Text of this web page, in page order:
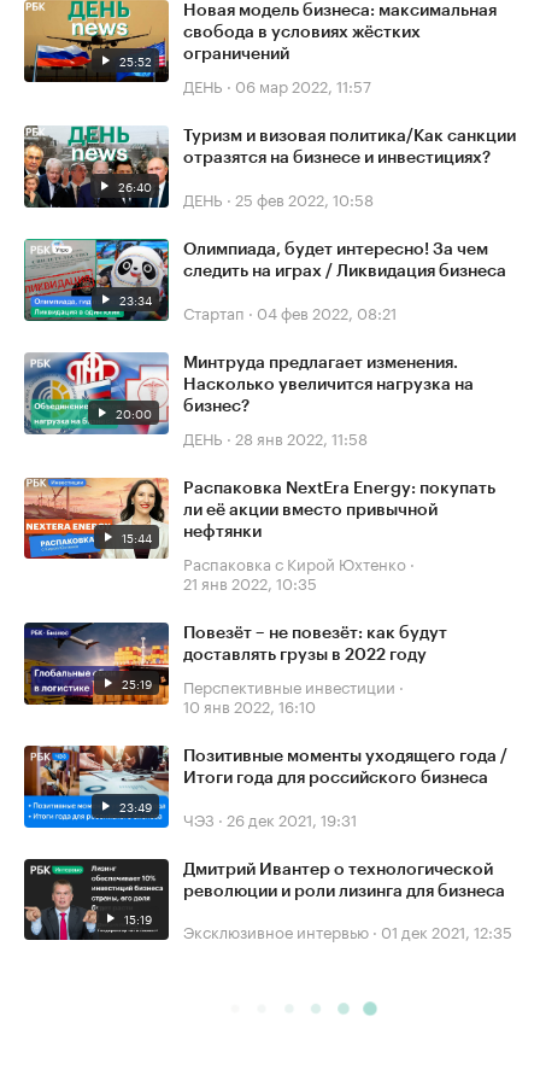
25:52
Новая модель бизнеса: максимальная
свобода в условиях жёстких
ограничений
ДЕНЬ · 06 мар 2022, 11:57
26:40
Туризм и визовая политика/Как санкции
отразятся на бизнесе и инвестициях?
ДЕНЬ · 25 фев 2022, 10:58
23:34
Олимпиада, будет интересно! За чем
следить на играх / Ликвидация бизнеса
Стартап · 04 фев 2022, 08:21
20:00
Минтруда предлагает изменения.
Насколько увеличится нагрузка на
бизнес?
ДЕНЬ · 28 янв 2022, 11:58
15:44
Распаковка NextEra Energy: покупать
ли её акции вместо привычной
нефтянки
Распаковка с Кирой Юхтенко ·
21 янв 2022, 10:35
25:19
Повезёт – не повезёт: как будут
доставлять грузы в 2022 году
Перспективные инвестиции ·
10 янв 2022, 16:10
23:49
Позитивные моменты уходящего года /
Итоги года для российского бизнеса
ЧЭЗ · 26 дек 2021, 19:31
15:19
Дмитрий Ивантер о технологической
революции и роли лизинга для бизнеса
Эксклюзивное интервью · 01 дек 2021, 12:35